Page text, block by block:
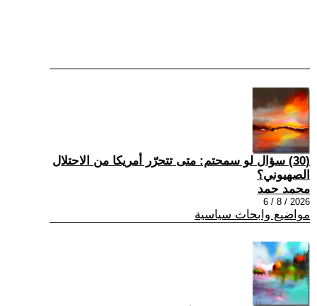
(30) سؤال لو سمحتم: متى تتحرّر أمريكا من الاحتلال
الصهيوني؟
محمد حمد
2026 / 8 / 6
مواضيع وابحاث سياسية